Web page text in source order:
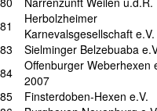
81
Herbolzheimer
Karnevalsgesellschaft e.V.
83
Sielminger Belzebuaba
84
Offenburger Weberhexen
2007
85
Finsterdoben-Hexen e.V.